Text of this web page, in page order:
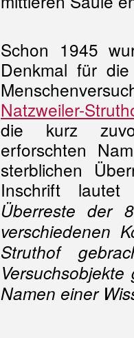
Schon 1945
Denkmal für
Natzweiler-
die kurz
erforschten
sterblichen
Inschrift
Überreste der
verschiedenen
Struthof
Namen einer